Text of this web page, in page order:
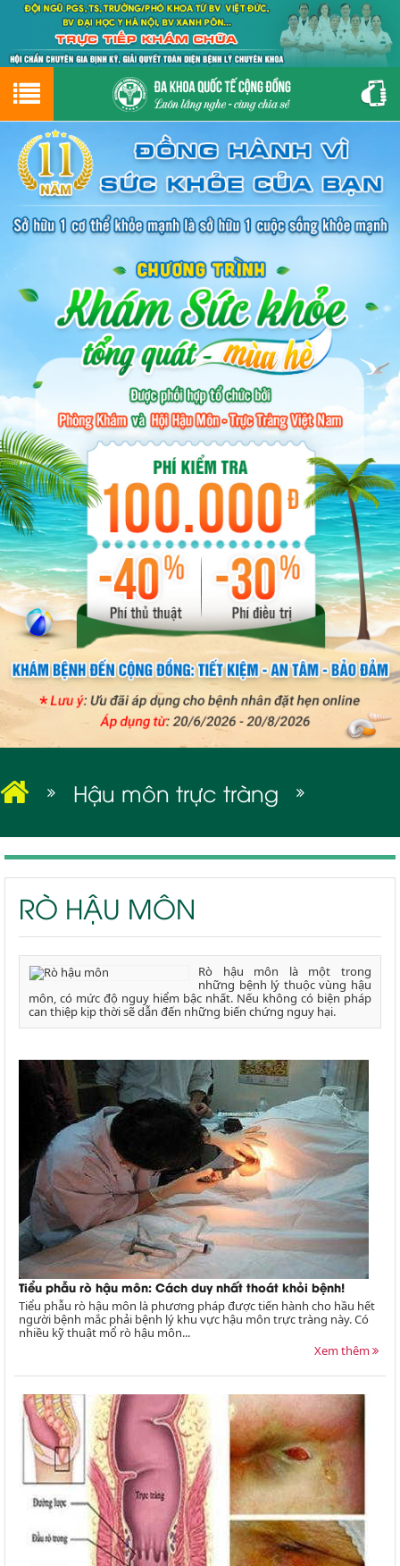
Hotline0243.9656.999tư vấn miễn phí
GIỚI THIỆU
GIỚI THIỆU VỀ PHÒNG KHÁM
CƠ SỞ VẬT CHẤT
ĐẶT HẸN LỊCH KHÁM
ĐƯỜNG TỚI PHÒNG KHÁM
PHỤ KHOA
BỆNH HẬU MÔN
BỆNH XÃ HỘI
Hậu môn trực tràng
Rò hậu môn
RÒ HẬU MÔN
Rò hậu môn là một trong
những bệnh lý thuộc vùng hậu
môn, có mức độ nguy hiểm bậc nhất. Nếu không có biện pháp
can thiệp kịp thời sẽ dẫn đến những biến chứng nguy hại.
Tiểu phẫu rò hậu môn: Cách duy nhất thoát khỏi bệnh!
Tiểu phẫu rò hậu môn là phương pháp được tiến hành cho hầu hết
người bệnh mắc phải bệnh lý khu vực hậu môn trực tràng này. Có
nhiều kỹ thuật mổ rò hậu môn...
Xem thêm